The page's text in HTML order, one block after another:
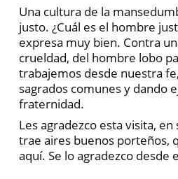
Una cultura de la
justo. ¿Cuál es el hombre
expresa muy bien. Contra
crueldad, del hombre lobo
trabajemos desde nuestra
sagrados comunes y dando
fraternidad.
Les agradezco esta visita,
trae aires buenos porteños,
aquí. Se lo agradezco desde